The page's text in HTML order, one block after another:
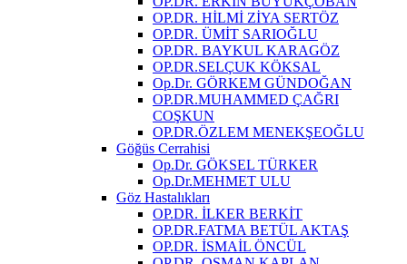
OP.DR. HİLMİ ZİYA SERTÖZ
OP.DR. ÜMİT SARIOĞLU
OP.DR. BAYKUL KARAGÖZ
OP.DR.SELÇUK KÖKSAL
Op.Dr. GÖRKEM GÜNDOĞAN
OP.DR.MUHAMMED ÇAĞRI
COŞKUN
OP.DR.ÖZLEM MENEKŞEOĞLU
Göğüs Cerrahisi
Op.Dr. GÖKSEL TÜRKER
Op.Dr.MEHMET ULU
Göz Hastalıkları
OP.DR. İLKER BERKİT
OP.DR.FATMA BETÜL AKTAŞ
OP.DR. İSMAİL ÖNCÜL